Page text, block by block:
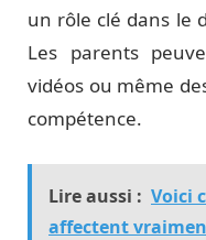
un rôle clé dans le
Les parents
vidéos ou même
compétence.
Lire aussi : Voici
affectent